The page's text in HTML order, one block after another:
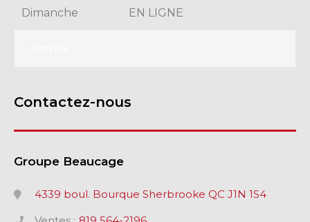
Dimanche
EN LIGNE
Contactez-nous
Groupe Beaucage
4339 boul. Bourque Sherbrooke QC J1N 1S4